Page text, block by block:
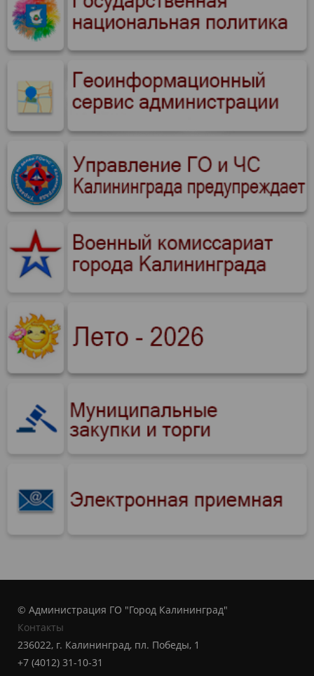
© Администрация ГО "Город Калининград"
Контакты
236022, г. Калининград, пл. Победы, 1
+7 (4012) 31-10-31